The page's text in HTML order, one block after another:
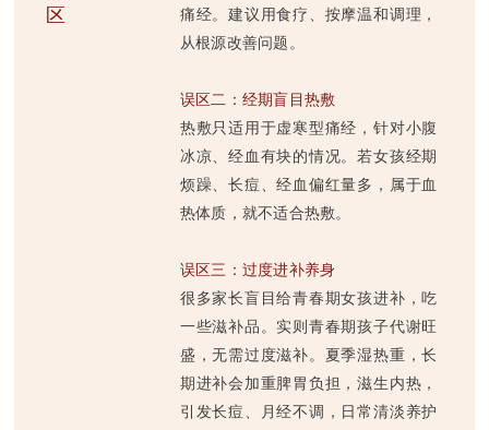
区
痛经。建议用食疗、按摩温和调理，
从根源改善问题。
误区二：经期盲目热敷
热敷只适用于虚寒型痛经，针对小腹
冰凉、经血有块的情况。若女孩经期
烦躁、长痘、经血偏红量多，属于血
热体质，就不适合热敷。
误区三：过度进补养身
很多家长盲目给青春期女孩进补，吃
一些滋补品。实则青春期孩子代谢旺
盛，无需过度滋补。夏季湿热重，长
期进补会加重脾胃负担，滋生内热，
引发长痘、月经不调，日常清淡养护